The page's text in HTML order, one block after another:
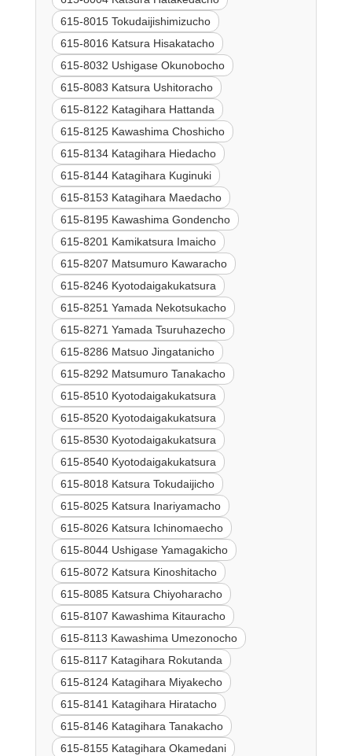
615-8015 Tokudaijishimizucho
615-8016 Katsura Hisakatacho
615-8032 Ushigase Okunobocho
615-8083 Katsura Ushitoracho
615-8122 Katagihara Hattanda
615-8125 Kawashima Choshicho
615-8134 Katagihara Hiedacho
615-8144 Katagihara Kuginuki
615-8153 Katagihara Maedacho
615-8195 Kawashima Gondencho
615-8201 Kamikatsura Imaicho
615-8207 Matsumuro Kawaracho
615-8246 Kyotodaigakukatsura
615-8251 Yamada Nekotsukacho
615-8271 Yamada Tsuruhazecho
615-8286 Matsuo Jingatanicho
615-8292 Matsumuro Tanakacho
615-8510 Kyotodaigakukatsura
615-8520 Kyotodaigakukatsura
615-8530 Kyotodaigakukatsura
615-8540 Kyotodaigakukatsura
615-8018 Katsura Tokudaijicho
615-8025 Katsura Inariyamacho
615-8026 Katsura Ichinomaecho
615-8044 Ushigase Yamagakicho
615-8072 Katsura Kinoshitacho
615-8085 Katsura Chiyoharacho
615-8107 Kawashima Kitauracho
615-8113 Kawashima Umezonocho
615-8117 Katagihara Rokutanda
615-8124 Katagihara Miyakecho
615-8141 Katagihara Hiratacho
615-8146 Katagihara Tanakacho
615-8155 Katagihara Okamedani